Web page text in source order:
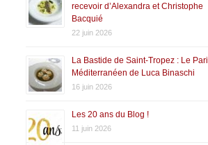
recevoir d’Alexandra et Christophe
Bacquié
22 juin 2026
La Bastide de Saint-Tropez : Le Pari
Méditerranéen de Luca Binaschi
16 juin 2026
Les 20 ans du Blog !
11 juin 2026